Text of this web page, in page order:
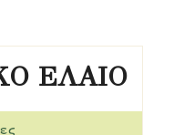
ΕΛΑΙΟ